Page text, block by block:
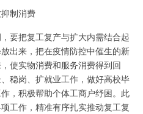
抑制消费
要把复工复产与扩大内需结合起
出来，把在疫情防控中催生的新
使实物消费和服务消费得到回
稳岗、扩就业工作，做好高校毕
，积极帮助个体工商户纾困。此
工作，精准有序扎实推动复工复